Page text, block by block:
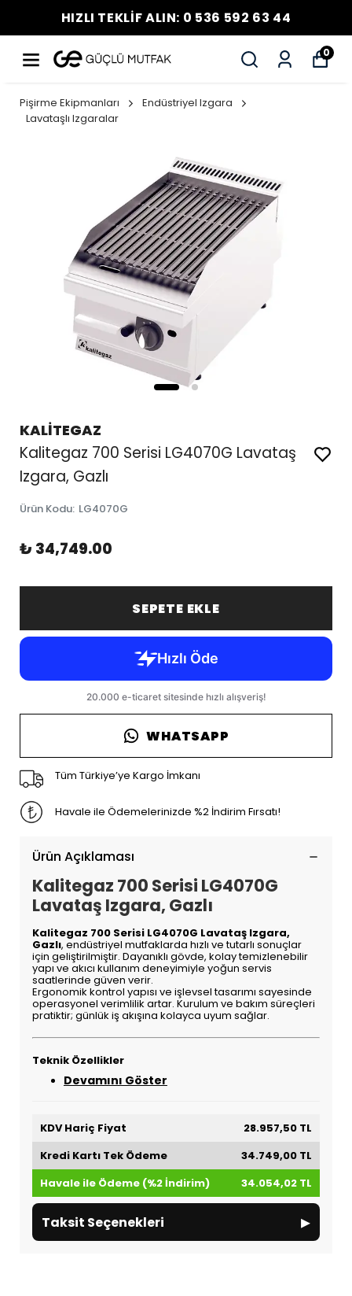
HIZLI TEKLİF ALIN: 0 536 592 63 44
0
Pişirme Ekipmanları
Endüstriyel Izgara
Lavataşlı Izgaralar
KALİTEGAZ
Kalitegaz 700 Serisi LG4070G Lavataş
Izgara, Gazlı
Ürün Kodu: LG4070G
₺ 34,749.00
SEPETE EKLE
WHATSAPP
Tüm Türkiye’ye Kargo İmkanı
Havale ile Ödemelerinizde %2 İndirim Fırsatı!
Ürün Açıklaması
Kalitegaz 700 Serisi LG4070G
Lavataş Izgara, Gazlı
Kalitegaz 700 Serisi LG4070G Lavataş Izgara,
Gazlı, endüstriyel mutfaklarda hızlı ve tutarlı sonuçlar
için geliştirilmiştir. Dayanıklı gövde, kolay temizlenebilir
yapı ve akıcı kullanım deneyimiyle yoğun servis
saatlerinde güven verir.
Ergonomik kontrol yapısı ve işlevsel tasarımı sayesinde
operasyonel verimlilik artar. Kurulum ve bakım süreçleri
pratiktir; günlük iş akışına kolayca uyum sağlar.
Teknik Özellikler
Devamını Göster
KDV Hariç Fiyat
28.957,50 TL
Kredi Kartı Tek Ödeme
34.749,00 TL
Havale ile Ödeme (%2 İndirim)
34.054,02 TL
Taksit Seçenekleri ▸